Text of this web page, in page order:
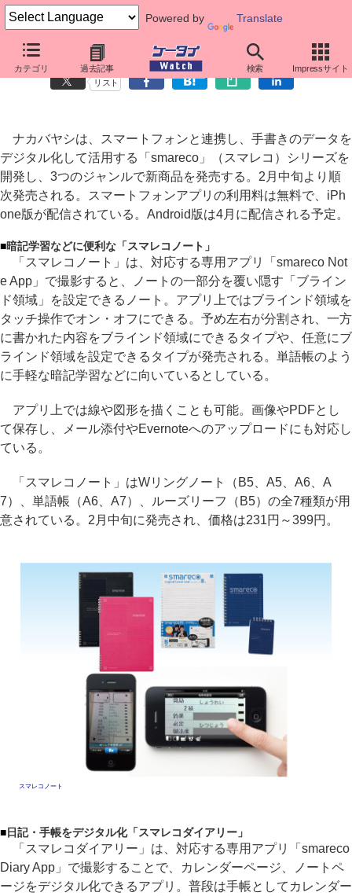
Powered by Translate
カテゴリ 過去記事 検索 Impressサイト
ナカバヤシ、スマホ連携文具「スマレコ」シリーズを発売
リスト
ナカバヤシは、スマートフォンと連携し、手書きのデータを
デジタル化して活用する「smareco」（スマレコ）シリーズを
開発し、3つのジャンルで新商品を発売する。2月中旬より順
次発売される。スマートフォンアプリの利用料は無料で、iPh
one版が配信されている。Android版は4月に配信される予定。
■暗記学習などに便利な「スマレコノート」
「スマレコノート」は、対応する専用アプリ「smareco Not
e App」で撮影すると、ノートの一部分を覆い隠す「ブライン
ド領域」を設定できるノート。アプリ上ではブラインド領域を
タッチ操作でオン・オフにできる。予め左右が分割され、一方
に書かれた内容をブラインド領域にできるタイプや、任意にブ
ラインド領域を設定できるタイプが発売される。単語帳のよう
に手軽な暗記学習などに向いているとしている。
アプリ上では線や図形を描くことも可能。画像やPDFとし
て保存し、メール添付やEvernoteへのアップロードにも対応し
ている。
「スマレコノート」はWリングノート（B5、A5、A6、A
7）、単語帳（A6、A7）、ルーズリーフ（B5）の全7種類が用
意されている。2月中旬に発売され、価格は231円～399円。
スマレコノート
■日記・手帳をデジタル化「スマレコダイアリー」
「スマレコダイアリー」は、対応する専用アプリ「smareco
Diary App」で撮影することで、カレンダーページ、ノートペ
ージをデジタル化できるアプリ。普段は手帳としてカレンダー